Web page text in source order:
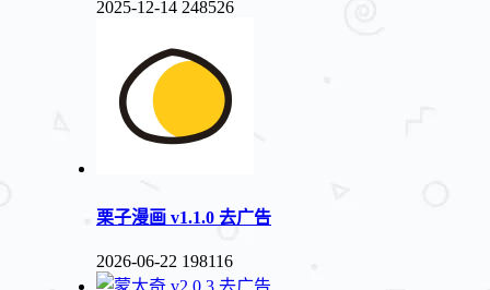
2025-12-14 248526
栗子漫画 v1.1.0 去广告
2026-06-22 198116